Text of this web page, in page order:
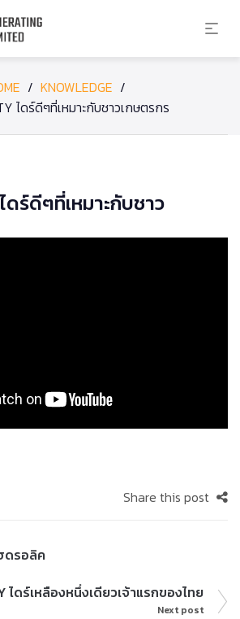
/ KNOWLEDGE /
ไดร์ดีๆที่เหมาะกับชาวเกษตรกร
ดร์ดีๆที่เหมาะกับชาว
Share this post
ดรอลิค
ไดร์เหลืองหนึ่งเดียวเจ้าแรกของไทย
Next post